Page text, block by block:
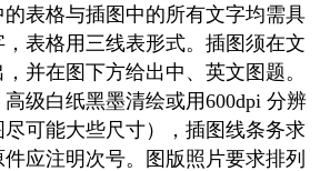
表格与插图中的所有文字均需具
表格用三线表形式。插图须在文
并在图下方给出中、英文图题。
级白纸黑墨清绘或用600dpi 分辨
可能大些尺寸），插图线条务求
应注明次号。图版照片要求排列